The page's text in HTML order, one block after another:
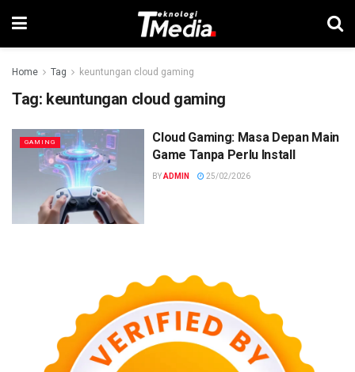
Home Tag keuntungan cloud gaming
Tag: keuntungan cloud gaming
GAMING
Cloud Gaming: Masa Depan Main
Game Tanpa Perlu Install
BYADMIN 25/02/2026